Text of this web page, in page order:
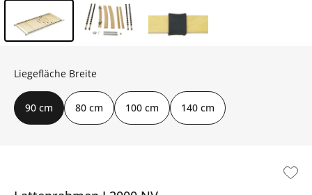
Liegefläche Breite
90 cm 80 cm 100 cm 140 cm